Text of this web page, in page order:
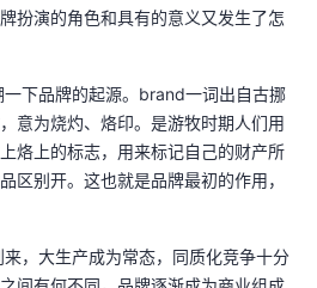
扮演的角色和具有的意义又发生了怎
下品牌的起源。brand一词出自古挪
意为烧灼、烙印。是游牧时期人们用
烙上的标志，用来标记自己的财产所
区别开。这也就是品牌最初的作用，
，大生产成为常态，同质化竞争十分